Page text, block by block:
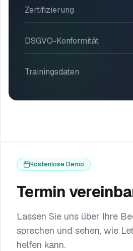
Zertifizierung
DSGVO-Konformität
Trainingsdaten
Kostenlose Demo
Termin
Lassen Sie uns über Ihre
sprechen und sehen, wie
helfen kann.